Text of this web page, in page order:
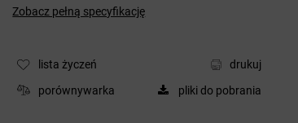
Zobacz pełną specyfikację
lista życzeń
drukuj
porównywarka
pliki do pobrania